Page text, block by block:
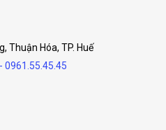
Thuận Hóa, TP. Huế
0961.55.45.45